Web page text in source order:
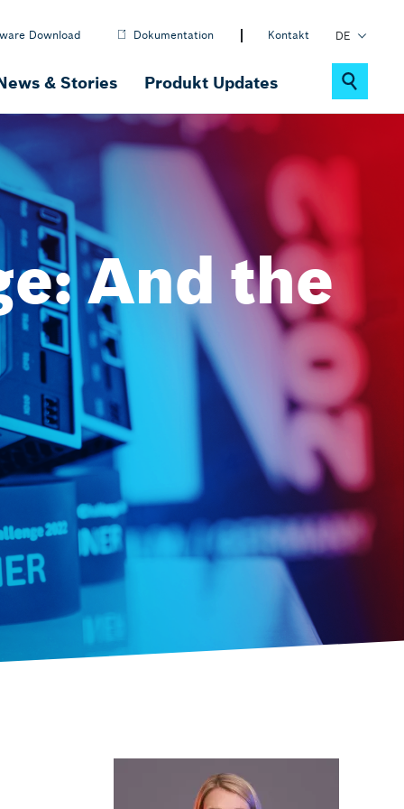
Download Dokumentation
Kontakt
EN
DE
PL
Motion-, Robotik- & CNC-Software
ctrlX IOT
IOT-Lösungen
ctrlX DRIVE
Antriebssystem
ctrlX IPC
Industrie-PC
Nachhaltigkeit
& Stories Produkt Updates
And the